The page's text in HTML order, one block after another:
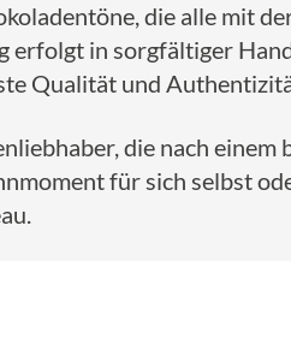
die alle mit
erfolgt in sorgfältiger
Qualität und
die nach
für sich selbst